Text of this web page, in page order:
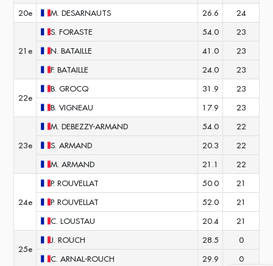
20e
M. DESARNAUTS 26.6 24
21e
S. FORASTE 54.0
23
N. BATAILLE 41.0
23
F. BATAILLE 24.0 23
22e
B. GROCQ 31.9
23
B. VIGNEAU 17.9 23
23e
M. DEBEZZY-ARMAND 54.0
22
S. ARMAND 20.3
22
M. ARMAND 21.1 22
24e
P. ROUVELLAT 50.0
21
P. ROUVELLAT 52.0
21
C. LOUSTAU 20.4 21
25e
J. ROUCH 28.5
0
C. ARNAL-ROUCH 29.9 0